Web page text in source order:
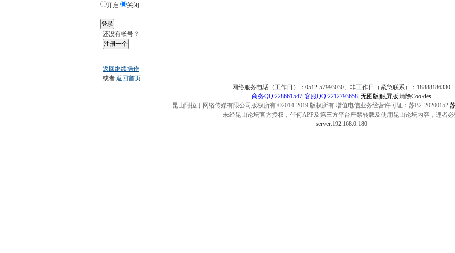
开启
关闭
登录
还没有帐号？
注册一个
返回继续操作
或者 返回首页
网络服务电话（工作日）：0512-57993030、非工作日（紧急联系）：18888186330
商务QQ:228661547| 客服QQ:2212793658| 无图版 触屏版 清除Cookies
昆山阿拉丁网络传媒有限公司版权所有 ©2014-2019 版权所有 增值电信业务经营许可证：苏B2-20200152
未经昆山论坛官方授权，任何APP及第三方平台严禁转载及使用昆山论坛内容，违者必
server:192.168.0.180